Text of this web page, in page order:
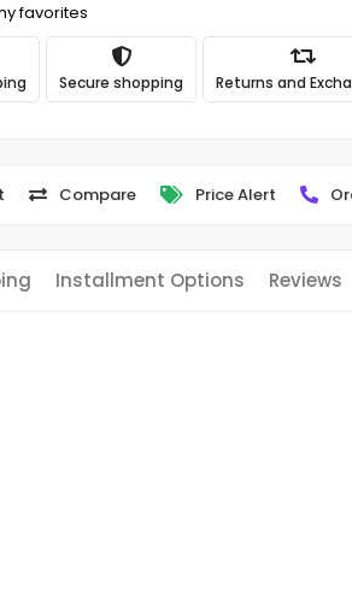
favorites
Secure shopping Returns and
Compare Price Alert
Installment Options Reviews